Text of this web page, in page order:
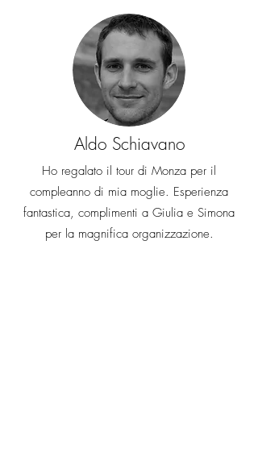
Aldo Schiavano
Ho regalato il tour di Monza per il
compleanno di mia moglie. Esperienza
fantastica, complimenti a Giulia e Simona
per la magnifica organizzazione.